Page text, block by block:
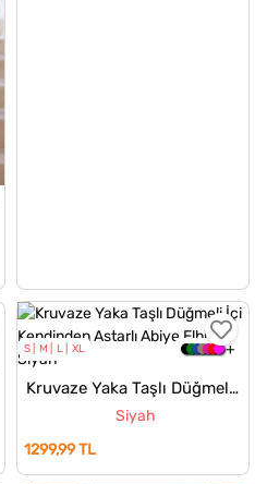
S M L XL
Kruvaze Yaka Taşlı Düğmeli İçi Kendinden Astarlı Abiye Elbise
Siyah
1299,99 TL